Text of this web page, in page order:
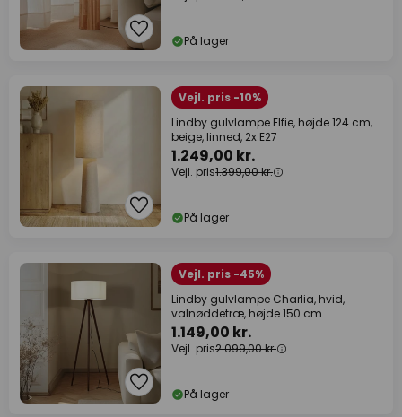
På lager
Vejl. pris -10%
Lindby gulvlampe Elfie, højde 124 cm,
beige, linned, 2x E27
1.249,00 kr.
Vejl. pris1.399,00 kr.
På lager
Vejl. pris -45%
Lindby gulvlampe Charlia, hvid,
valnøddetræ, højde 150 cm
1.149,00 kr.
Vejl. pris2.099,00 kr.
På lager